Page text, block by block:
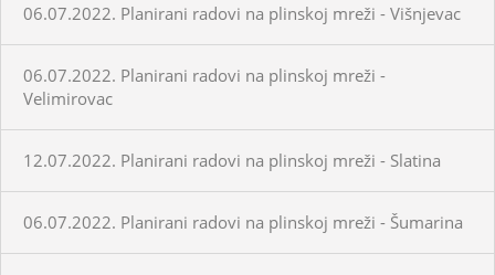
06.07.2022. Planirani radovi na plinskoj mreži - Višnjevac
06.07.2022. Planirani radovi na plinskoj mreži -
Velimirovac
12.07.2022. Planirani radovi na plinskoj mreži - Slatina
06.07.2022. Planirani radovi na plinskoj mreži - Šumarina